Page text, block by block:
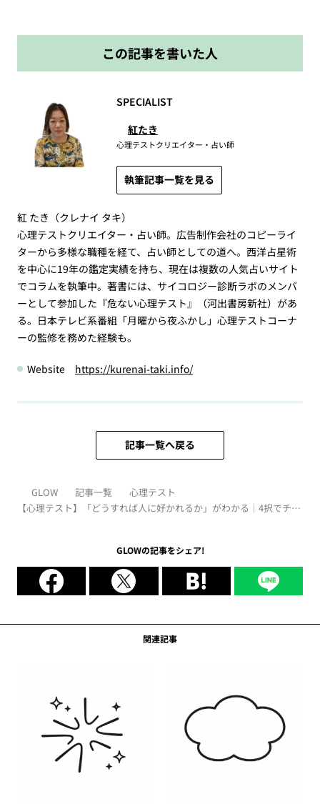
この記事を書いた人
SPECIALIST
紅たき
心理テストクリエイター・占い師
執筆記事一覧を見る
紅 たき（クレナイ タキ）
心理テストクリエイター・占い師。広告制作会社のコピーライ
ターから多様な職種を経て、占い師としての道へ。西洋占星術
を中心に19年の鑑定実績を持ち、現在は複数の人気占いサイト
でコラムを執筆中。著書には、サイコロジー診断ラボのメンバ
ーとして参加した『危ない心理テスト』（河出書房新社）があ
る。日本テレビ系番組「月曜から夜ふかし」心理テストコーナ
ーの監修を務めた経験も。
Website https://kurenai-taki.info/
記事一覧へ戻る
GLOW 記事一覧
心理テスト
【心理テスト】「どうすれば人に好かれるか」がわかる｜4択でチェ
GLOWの記事をシェア!
関連記事